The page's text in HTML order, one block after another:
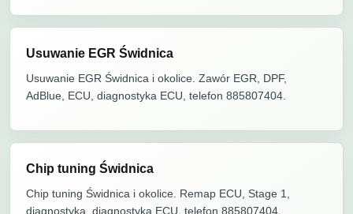
Usuwanie EGR Świdnica
Usuwanie EGR Świdnica i okolice. Zawór EGR, DPF,
AdBlue, ECU, diagnostyka ECU, telefon 885807404.
Chip tuning Świdnica
Chip tuning Świdnica i okolice. Remap ECU, Stage 1,
diagnostyka, diagnostyka ECU, telefon 885807404.